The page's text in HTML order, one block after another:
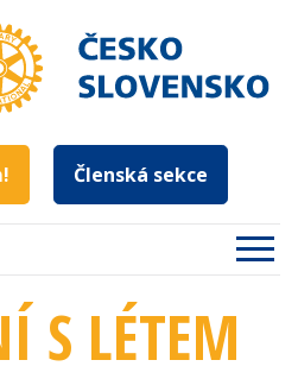
Členská sekce
S LÉTEM